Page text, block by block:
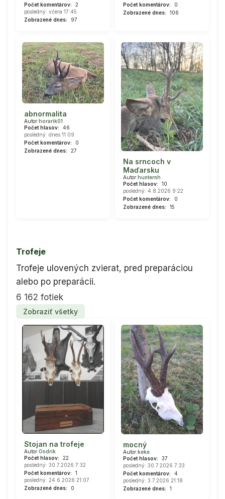
Počet komentárov:
2
posledný: včera 17:45
Zobrazené dnes:
97
Počet komentárov:
0
Zobrazené dnes:
106
abnormalita
Autor:horarik01
Počet hlasov:
46
posledný: dnes 11:09
Počet komentárov:
0
Zobrazené dnes:
27
Na srncoch v
Maďarsku
Autor:hunternh
Počet hlasov:
10
posledný: 4.8.2026 9:22
Počet komentárov:
0
Zobrazené dnes:
15
Trofeje
Trofeje ulovených zvierat, pred preparáciou
alebo po preparácii.
6 162 fotiek
Zobraziť všetky
Stojan na trofeje
Autor:Ondrik
Počet hlasov:
22
posledný: 30.7.2026 7:32
Počet komentárov:
1
posledný: 24.6.2026 21:07
Zobrazené dnes:
0
mocný
Autor:keke
Počet hlasov:
37
posledný: 30.7.2026 7:33
Počet komentárov:
4
posledný: 3.7.2026 21:18
Zobrazené dnes:
1